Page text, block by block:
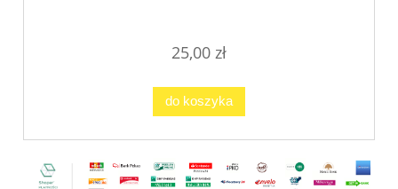
25,00 zł
do koszyka